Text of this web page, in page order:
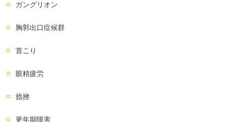
ガングリオン
胸郭出口症候群
首こり
眼精疲労
捻挫
更年期障害